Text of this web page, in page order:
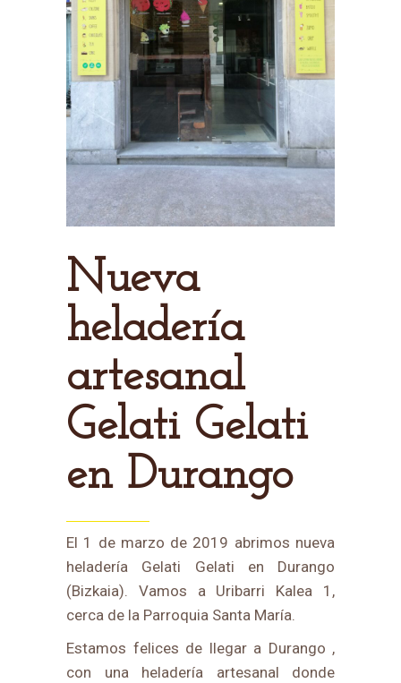
Nueva
heladería
artesanal
Gelati Gelati
en Durango
El 1 de marzo de 2019 abrimos nueva
heladería Gelati Gelati en Durango
(Bizkaia). Vamos a Uribarri Kalea 1,
cerca de la Parroquia Santa María.
Estamos felices de llegar a Durango ,
con una heladería artesanal donde